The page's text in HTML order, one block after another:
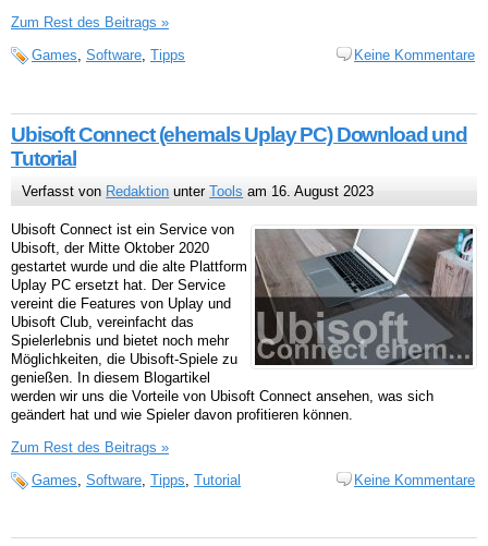
Zum Rest des Beitrags »
Games Software Tipps Keine Kommentare
Ubisoft Connect (ehemals Uplay PC) Download und
Tutorial
Verfasst von Redaktion unterTools am 16. August 2023
Ubisoft Connect ist ein Service von
Ubisoft, der Mitte Oktober 2020
gestartet wurde und die alte Plattform
Uplay PC ersetzt hat. Der Service
vereint die Features von Uplay und
Ubisoft Club, vereinfacht das
Spielerlebnis und bietet noch mehr
Möglichkeiten, die Ubisoft-Spiele zu
genießen. In diesem Blogartikel
werden wir uns die Vorteile von Ubisoft Connect ansehen, was sich
geändert hat und wie Spieler davon profitieren können.
Zum Rest des Beitrags »
Games Software Tipps Tutorial Keine Kommentare